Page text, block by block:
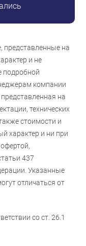
представленные на
и не
подробной
компании
на
технических
стоимости и
характер и ни при
437
Указанные
отличаться от
со ст. 26.1